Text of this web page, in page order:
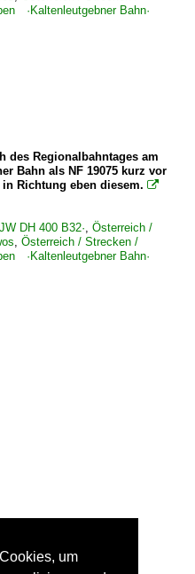
·Kaltenleutgebner Bahn·
des Regionalbahntages am
Bahn als NF 19075 kurz vor
Richtung eben diesem. 
DH 400 B32·, Österreich /
, Österreich / Strecken /
·Kaltenleutgebner Bahn·
um